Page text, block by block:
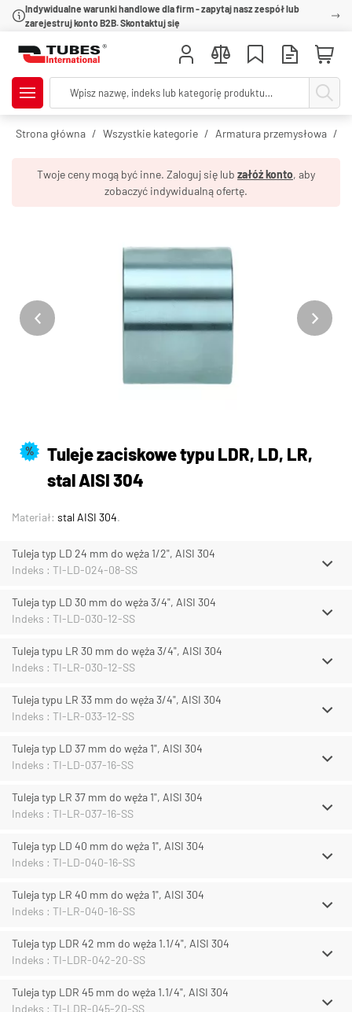
Indywidualne warunki handlowe dla firm - zapytaj nasz zespół lub
zarejestruj konto B2B. Skontaktuj się
Strona główna Wszystkie kategorie Armatura przemysłowa
Twoje ceny mogą być inne. Zaloguj się lub załóż konto, aby
zobaczyć indywidualną ofertę.
%
Tuleje zaciskowe typu LDR, LD, LR,
stal AISI 304
Materiał: stal AISI 304.
Tuleja typ LD 24 mm do węża 1/2", AISI 304
Indeks : TI-LD-024-08-SS
Tuleja typ LD 30 mm do węża 3/4", AISI 304
Indeks : TI-LD-030-12-SS
Tuleja typu LR 30 mm do węża 3/4", AISI 304
Indeks : TI-LR-030-12-SS
Tuleja typu LR 33 mm do węża 3/4", AISI 304
Indeks : TI-LR-033-12-SS
Tuleja typ LD 37 mm do węża 1", AISI 304
Indeks : TI-LD-037-16-SS
Tuleja typ LR 37 mm do węża 1", AISI 304
Indeks : TI-LR-037-16-SS
Tuleja typ LD 40 mm do węża 1", AISI 304
Indeks : TI-LD-040-16-SS
Tuleja typ LR 40 mm do węża 1", AISI 304
Indeks : TI-LR-040-16-SS
Tuleja typ LDR 42 mm do węża 1.1/4", AISI 304
Indeks : TI-LDR-042-20-SS
Tuleja typ LDR 45 mm do węża 1.1/4", AISI 304
Indeks : TI-LDR-045-20-SS